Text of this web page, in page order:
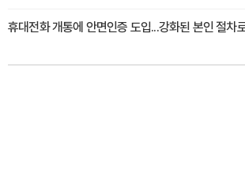
휴대전화 개통에 안면인증 도입...강화된 본인 절차